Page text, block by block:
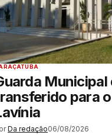
Municipal
para
Da redação06/08/2026